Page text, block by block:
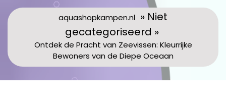
aquashopkampen.nl » Niet
gecategoriseerd »
Ontdek de Pracht van Zeevissen: Kleurrijke
Bewoners van de Diepe Oceaan